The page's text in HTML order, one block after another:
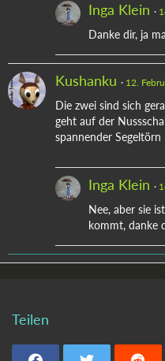
Inga Klein
Danke dir, ja
Kushanku 12.
Die zwei sind sich
geht auf der
spannender Segeltörn
Inga Klein
Nee, aber sie
kommt, danke
Teilen